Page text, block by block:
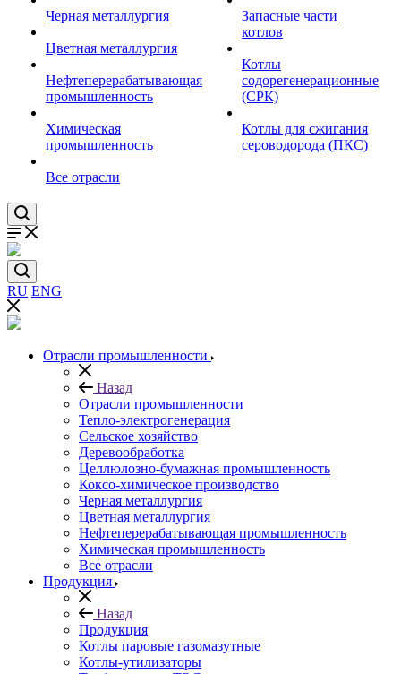
Черная металлургия
Цветная металлургия
Нефтеперерабатывающая
промышленность
Химическая
промышленность
Все отрасли
Запасные части
котлов
Котлы
содорегенерационные
(СРК)
Котлы для сжигания
сероводорода (ПКС)
RU ENG
Отрасли промышленности
Назад
Отрасли промышленности
Тепло-электрогенерация
Сельское хозяйство
Деревообработка
Целлюлозно-бумажная промышленность
Коксо-химическое производство
Черная металлургия
Цветная металлургия
Нефтеперерабатывающая промышленность
Химическая промышленность
Все отрасли
Продукция
Назад
Продукция
Котлы паровые газомазутные
Котлы-утилизаторы